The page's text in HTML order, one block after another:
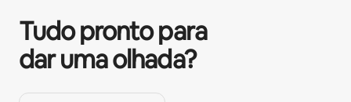
Tudo pronto para
dar uma olhada?